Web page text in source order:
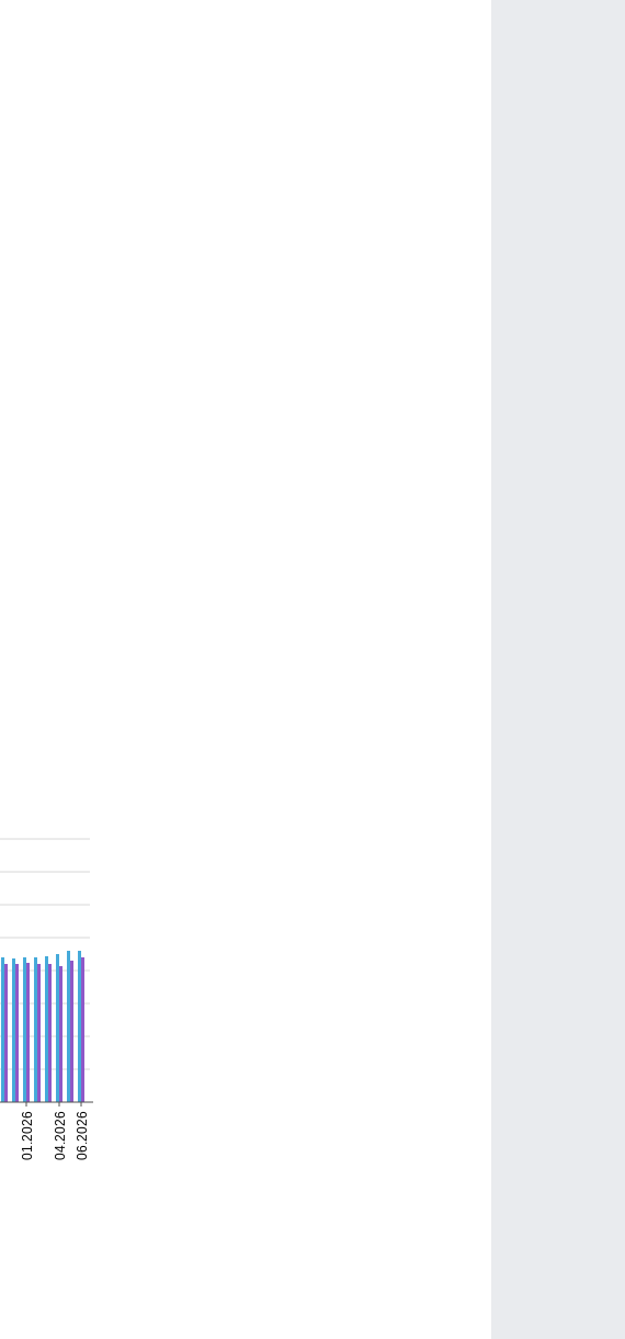
01.2026 04.2026 06.2026